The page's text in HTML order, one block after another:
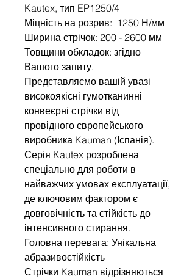
Kautex, тип EP1250/4
Міцність на розрив: 1250 Н/мм
Ширина стрічок: 200 - 2600 мм
Товщини обкладок: згідно
Вашого запиту.
Представляємо вашій увазі
високоякісні гумотканинні
конвеєрні стрічки від
провідного європейського
виробника Kauman (Іспанія).
Серія Kautex розроблена
спеціально для роботи в
найважчих умовах експлуатації,
де ключовим фактором є
довговічність та стійкість до
інтенсивного стирання.
Головна перевага: Унікальна
абразивостійкість
Стрічки Kauman відрізняються